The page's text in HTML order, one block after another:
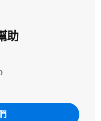
我們聯絡，取得進一步
助